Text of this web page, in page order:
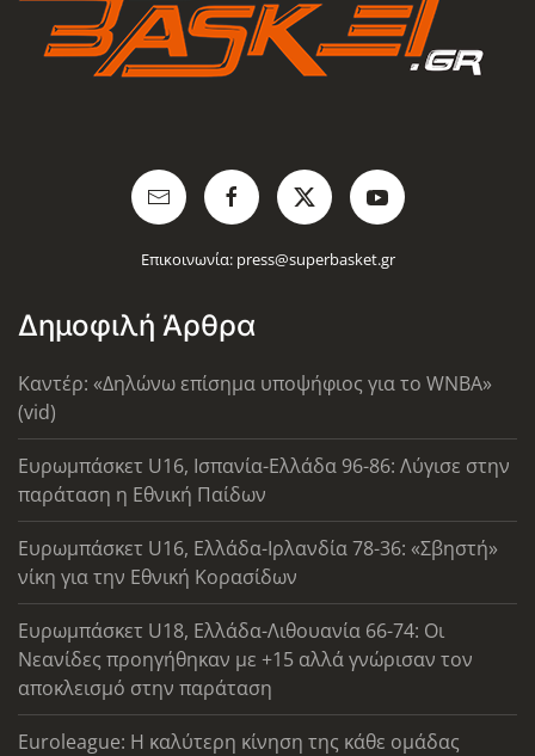
Επικοινωνία: press@superbasket.gr
Δημοφιλή Άρθρα
Καντέρ: «Δηλώνω επίσημα υποψήφιος για το WNBA»
(vid)
Ευρωμπάσκετ U16, Ισπανία-Ελλάδα 96-86: Λύγισε στην
παράταση η Εθνική Παίδων
Ευρωμπάσκετ U16, Ελλάδα-Ιρλανδία 78-36: «Σβηστή»
νίκη για την Εθνική Κορασίδων
Ευρωμπάσκετ U18, Ελλάδα-Λιθουανία 66-74: Οι
Νεανίδες προηγήθηκαν με +15 αλλά γνώρισαν τον
αποκλεισμό στην παράταση
Euroleague: Η καλύτερη κίνηση της κάθε ομάδας